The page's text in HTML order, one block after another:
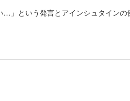
」という発言とアインシュタインの